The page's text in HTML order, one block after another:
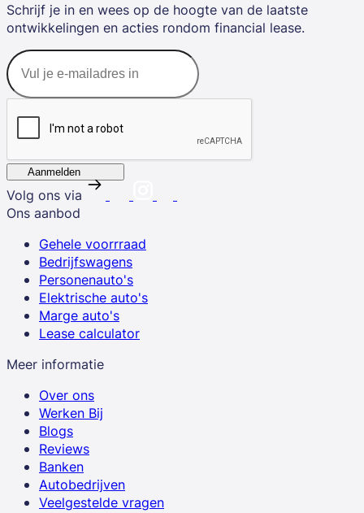
Schrijf je in en wees op de hoogte van de laatste
ontwikkelingen en acties rondom financial lease.
Aanmelden
Volg ons via
Ons aanbod
Gehele voorrraad
Bedrijfswagens
Personenauto's
Elektrische auto's
Marge auto's
Lease calculator
Meer informatie
Over ons
Werken Bij
Blogs
Reviews
Banken
Autobedrijven
Veelgestelde vragen